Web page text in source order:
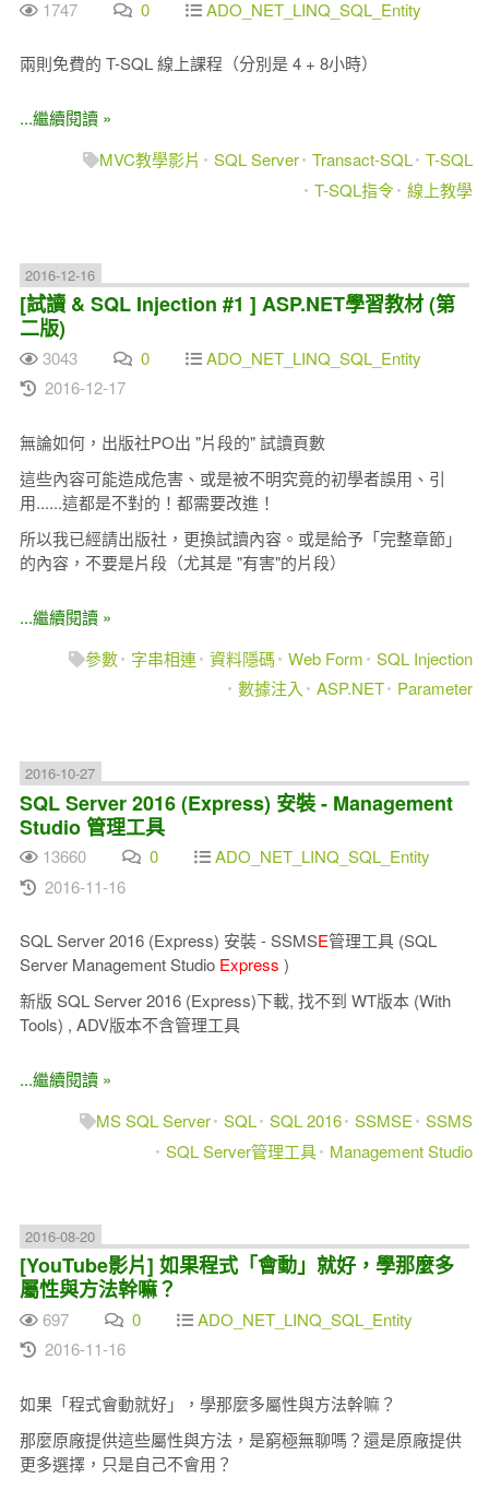
1747 0 ADO_NET_LINQ_SQL_Entity
兩則免費的 T-SQL 線上課程（分別是 4 + 8小時）
...繼續閱讀 »
MVC教學影片
SQL Server Transact-SQL T-SQL
T-SQL指令
線上教學
2016-12-16
[試讀 & SQL Injection #1 ] ASP.NET學習教材 (第
二版)
3043 0
ADO_NET_LINQ_SQL_Entity
2016-12-17
無論如何，出版社PO出 "片段的" 試讀頁數
這些內容可能造成危害、或是被不明究竟的初學者誤用、引
用......這都是不對的！都需要改進！
所以我已經請出版社，更換試讀內容。或是給予「完整章節」
的內容，不要是片段（尤其是 "有害"的片段）
...繼續閱讀 »
參數
字串相連 資料隱碼 Web Form
SQL Injection
數據注入
ASP.NET Parameter
2016-10-27
SQL Server 2016 (Express) 安裝 - Management
Studio 管理工具
13660 0
ADO_NET_LINQ_SQL_Entity
2016-11-16
SQL Server 2016 (Express) 安裝 - SSMSE管理工具 (SQL
Server Management Studio Express )
新版 SQL Server 2016 (Express)下載, 找不到 WT版本 (With
Tools) , ADV版本不含管理工具
...繼續閱讀 »
MS SQL Server SQL SQL 2016 SSMSE SSMS
SQL Server管理工具
Management Studio
2016-08-20
[YouTube影片] 如果程式「會動」就好，學那麼多
屬性與方法幹嘛？
697 0
ADO_NET_LINQ_SQL_Entity
2016-11-16
如果「程式會動就好」，學那麼多屬性與方法幹嘛？
那麼原廠提供這些屬性與方法，是窮極無聊嗎？還是原廠提供
更多選擇，只是自己不會用？